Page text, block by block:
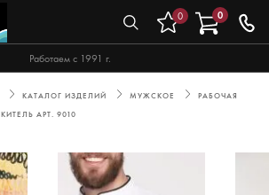
Работаем с 1991 г.
0 0
КАТАЛОГ ИЗДЕЛИЙ МУЖСКОЕ
РАБОЧАЯ
КИТЕЛЬ АРТ. 9010